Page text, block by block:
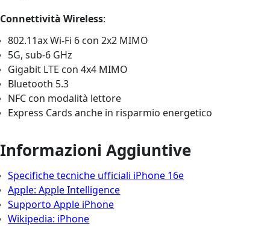
Connettività Wireless:
802.11ax Wi‑Fi 6 con 2x2 MIMO
5G, sub-6 GHz
Gigabit LTE con 4x4 MIMO
Bluetooth 5.3
NFC con modalità lettore
Express Cards anche in risparmio energetico
Informazioni Aggiuntive
Specifiche tecniche ufficiali iPhone 16e
Apple: Apple Intelligence
Supporto Apple iPhone
Wikipedia: iPhone